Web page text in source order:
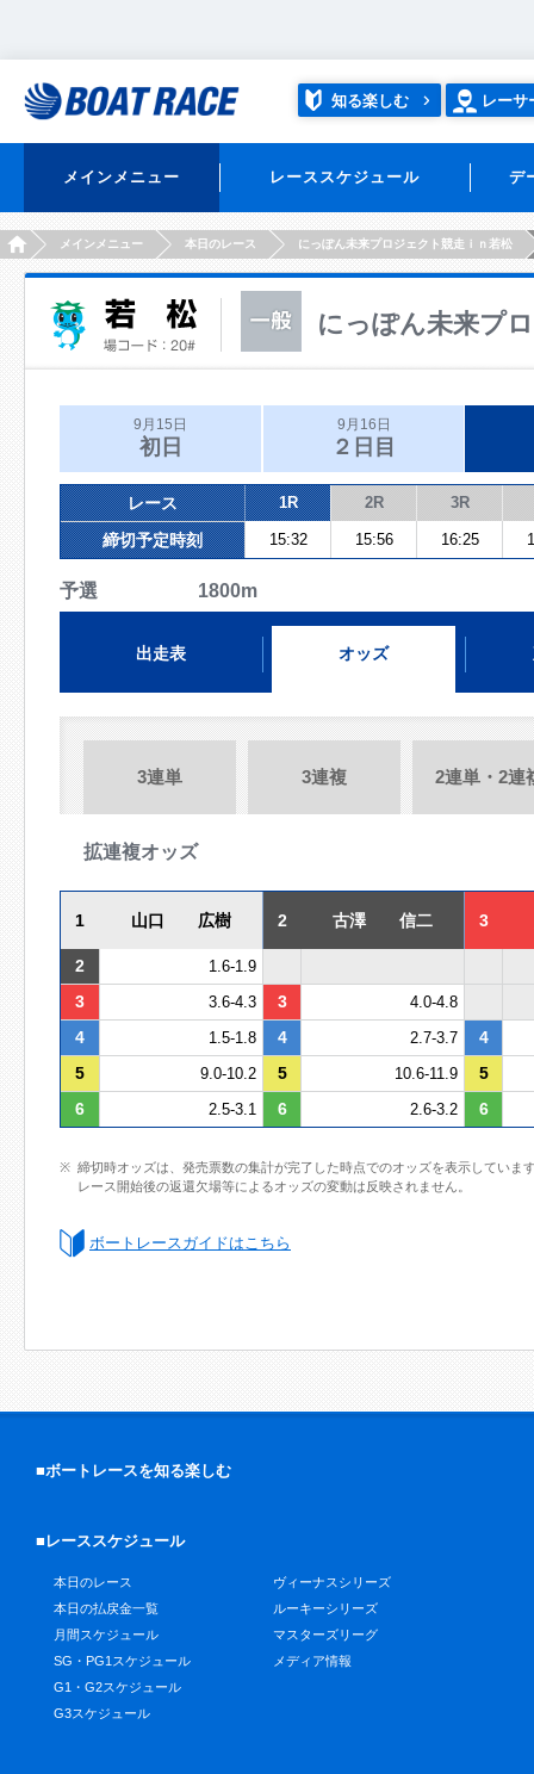
知る楽しむ レーサ
メインメニュー レーススケジュール デ
HOMEメインメニュー 本日のレース にっぽん未来プロジェクト競走ｉｎ若松
にっぽん未来プ
9月15日
初日
9月16日
２日目
レース 1R 2R 3R
締切予定時刻 15:32 15:56 16:25
予選 1800m
出走表 オッズ
3連単 3連複 2連単・2連
拡連複オッズ
1 山口 広樹 2 古澤 信二 3
2 1.6-1.9
3 3.6-4.3 3 4.0-4.8
4 1.5-1.8 4 2.7-3.7
4
5
9.0-10.2 5 10.6-11.9
5
6
2.5-3.1 6 2.6-3.2 6
締切時オッズは、発売票数の集計が完了した時点でのオッズを表示していま
レース開始後の返還欠場等によるオッズの変動は反映されません。
ボートレースガイドはこちら
■ボートレースを知る楽しむ
■レーススケジュール
本日のレース
本日の払戻金一覧
月間スケジュール
SG・PG1スケジュール
G1・G2スケジュール
G3スケジュール
ヴィーナスシリーズ
ルーキーシリーズ
マスターズリーグ
メディア情報